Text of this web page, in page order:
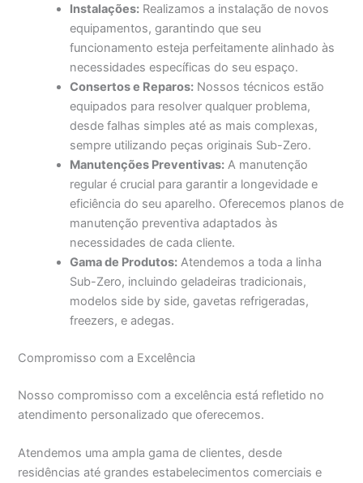
Instalações: Realizamos a instalação de novos
equipamentos, garantindo que seu
funcionamento esteja perfeitamente alinhado às
necessidades específicas do seu espaço.
Consertos e Reparos: Nossos técnicos estão
equipados para resolver qualquer problema,
desde falhas simples até as mais complexas,
sempre utilizando peças originais Sub-Zero.
Manutenções Preventivas: A manutenção
regular é crucial para garantir a longevidade e
eficiência do seu aparelho. Oferecemos planos de
manutenção preventiva adaptados às
necessidades de cada cliente.
Gama de Produtos: Atendemos a toda a linha
Sub-Zero, incluindo geladeiras tradicionais,
modelos side by side, gavetas refrigeradas,
freezers, e adegas.
Compromisso com a Excelência
Nosso compromisso com a excelência está refletido no
atendimento personalizado que oferecemos.
Atendemos uma ampla gama de clientes, desde
residências até grandes estabelecimentos comerciais e